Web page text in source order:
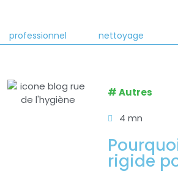
professionnel
nettoyage
#Autres
4 mn
rigide